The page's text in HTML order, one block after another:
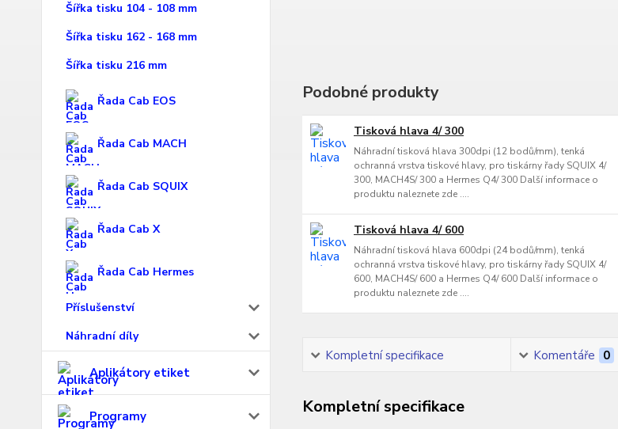
Šířka tisku 104 - 108 mm
Šířka tisku 162 - 168 mm
Šířka tisku 216 mm
Řada Cab EOS
Řada Cab MACH
Řada Cab SQUIX
Řada Cab X
Řada Cab Hermes
Příslušenství
Náhradní díly
Aplikátory etiket
Programy
Podobné produkty
Tisková hlava 4/ 300
Náhradní tisková hlava 300dpi (12 bodů/mm), tenká
ochranná vrstva tiskové hlavy, pro tiskárny řady SQUIX 4/
300, MACH4S/ 300 a Hermes Q4/ 300 Další informace o
produktu naleznete zde ....
Tisková hlava 4/ 600
Náhradní tisková hlava 600dpi (24 bodů/mm), tenká
ochranná vrstva tiskové hlavy, pro tiskárny řady SQUIX 4/
600, MACH4S/ 600 a Hermes Q4/ 600 Další informace o
produktu naleznete zde ....
Kompletní specifikace Komentáře 0
Kompletní specifikace